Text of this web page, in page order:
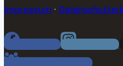
Impressum ·
Facebook Instagram
Facebook Gruppe